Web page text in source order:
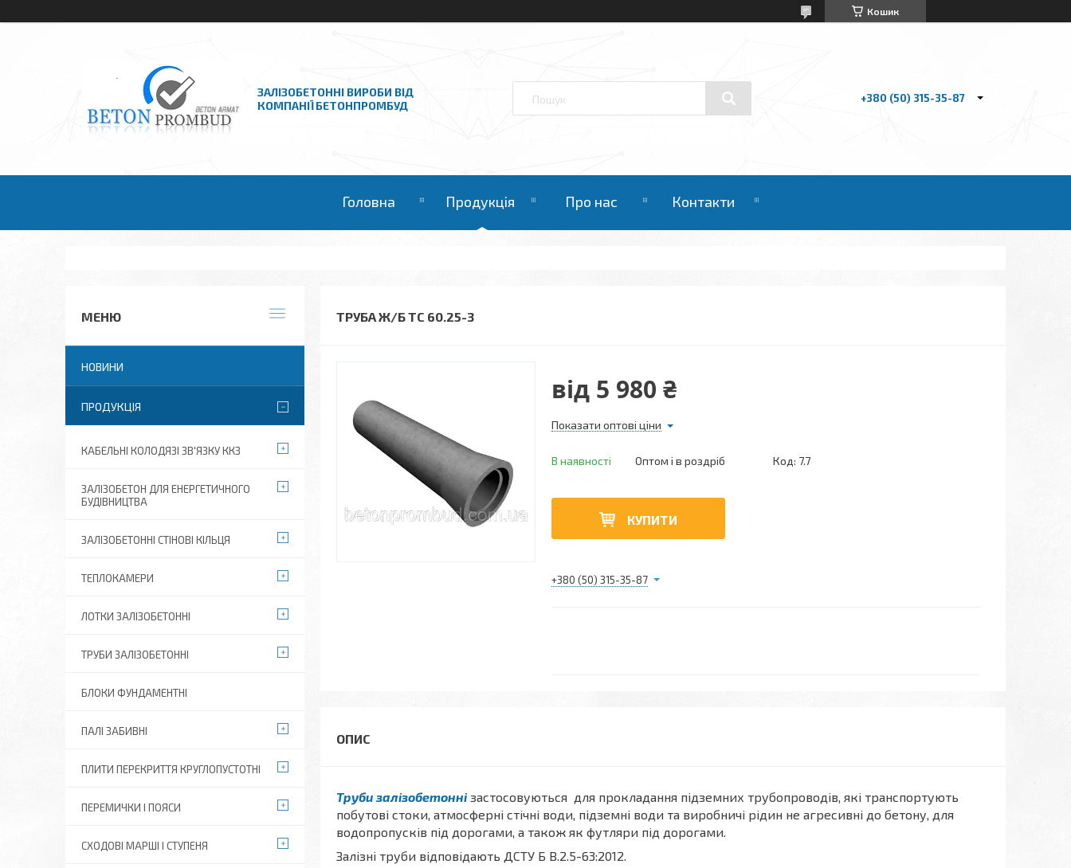
Кошик
ЗАЛІЗОБЕТОННІ ВИРОБИ ВІД
КОМПАНІЇ БЕТОНПРОМБУД
+380 (50) 315-35-87
Головна Продукція Про нас Контакти
ТРУБА Ж/Б ТС 60.25-3
від 5 980 ₴
Показати оптові ціни
В наявності Оптом і в роздріб Код: 7.7
КУПИТИ
+380 (50) 315-35-87
Труби залізобетоннізастосовуються для прокладання підземних трубопроводів, які транспортують
побутові стоки, атмосферні стічні води, підземні води та виробничі рідин не агресивні до бетону, для
водопропусків під дорогами, а також як футляри під дорогами.
Залізні труби відповідають ДСТУ Б В.2.5-63:2012.
НОВИНИ
ПРОДУКЦІЯ
КАБЕЛЬНІ КОЛОДЯЗІ ЗВ'ЯЗКУ ККЗ
ЗАЛІЗОБЕТОН ДЛЯ ЕНЕРГЕТИЧНОГО
БУДІВНИЦТВА
ЗАЛІЗОБЕТОННІ СТІНОВІ КІЛЬЦЯ
ТЕПЛОКАМЕРИ
ЛОТКИ ЗАЛІЗОБЕТОННІ
ТРУБИ ЗАЛІЗОБЕТОННІ
БЛОКИ ФУНДАМЕНТНІ
ПАЛІ ЗАБИВНІ
ПЛИТИ ПЕРЕКРИТТЯ КРУГЛОПУСТОТНІ
ПЕРЕМИЧКИ І ПОЯСИ
СХОДОВІ МАРШІ І СТУПЕНЯ